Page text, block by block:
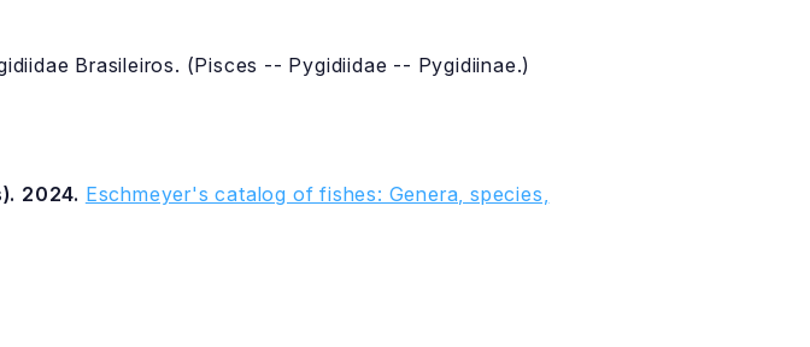
Brasileiros. (Pisces -- Pygidiidae -- Pygidiinae.)
2024. Eschmeyer's catalog of fishes: Genera, species,